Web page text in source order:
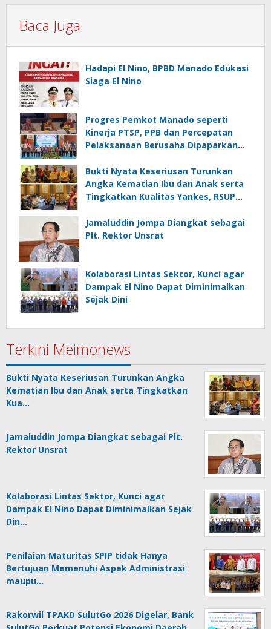
Baca Juga
Hadapi El Nino, BPBD Manado Edukasi
Siaga El Nino
Progres Pemkot Manado seperti
Kinerja PTSP, PPB dan Percepatan
Pelaksanaan Berusaha Dipaparkan
dan Hilirisasi/BKPM
Bukti Nyata Keseriusan Turunkan
Angka Kematian Ibu dan Anak serta
Tingkatkan Kualitas Yankes, RSUP
Nasional
Jamaluddin Jompa Diangkat sebagai
Plt. Rektor Unsrat
Kolaborasi Lintas Sektor, Kunci agar
Dampak El Nino Dapat Diminimalkan
Sejak Dini
Terkini Meimonews
Bukti Nyata Keseriusan Turunkan Angka
Kematian Ibu dan Anak serta Tingkatkan
Kua…
Jamaluddin Jompa Diangkat sebagai Plt.
Rektor Unsrat
Kolaborasi Lintas Sektor, Kunci agar
Dampak El Nino Dapat Diminimalkan Sejak
Din…
Penilaian Maturitas SPIP tidak Hanya
Bertujuan Memenuhi Aspek Administrasi
maupu…
Rakorwil TPAKD SulutGo 2026 Digelar, Bank